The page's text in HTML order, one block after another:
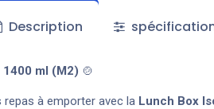
Description
ml (M2) 🍲
à emporter avec la Lunch Box